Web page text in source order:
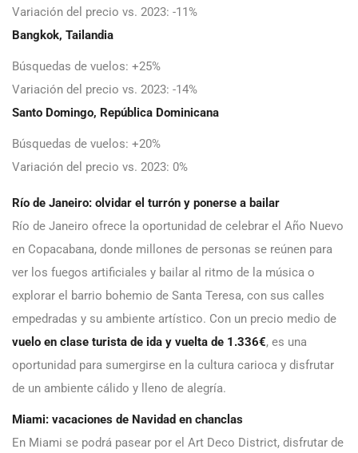
Variación del precio vs. 2023: -11%
Bangkok, Tailandia
Búsquedas de vuelos: +25%
Variación del precio vs. 2023: -14%
Santo Domingo, República Dominicana
Búsquedas de vuelos: +20%
Variación del precio vs. 2023: 0%
Río de Janeiro: olvidar el turrón y ponerse a bailar
Río de Janeiro ofrece la oportunidad de celebrar el Año Nuevo
en Copacabana, donde millones de personas se reúnen para
ver los fuegos artificiales y bailar al ritmo de la música o
explorar el barrio bohemio de Santa Teresa, con sus calles
empedradas y su ambiente artístico. Con un precio medio de
vuelo en clase turista de ida y vuelta de 1.336€, es una
oportunidad para sumergirse en la cultura carioca y disfrutar
de un ambiente cálido y lleno de alegría.
Miami: vacaciones de Navidad en chanclas
En Miami se podrá pasear por el Art Deco District, disfrutar de